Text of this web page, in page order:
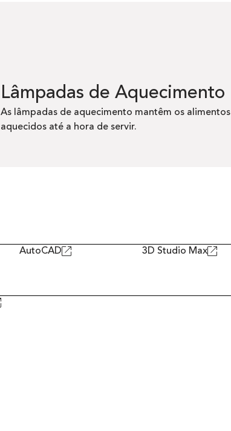
Lâmpadas de Aquecimento
As lâmpadas de aquecimento mantêm os alimentos
aquecidos até a hora de servir.
AutoCAD 3D Studio Max